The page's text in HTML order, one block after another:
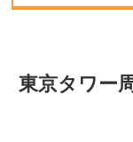
東京タワー